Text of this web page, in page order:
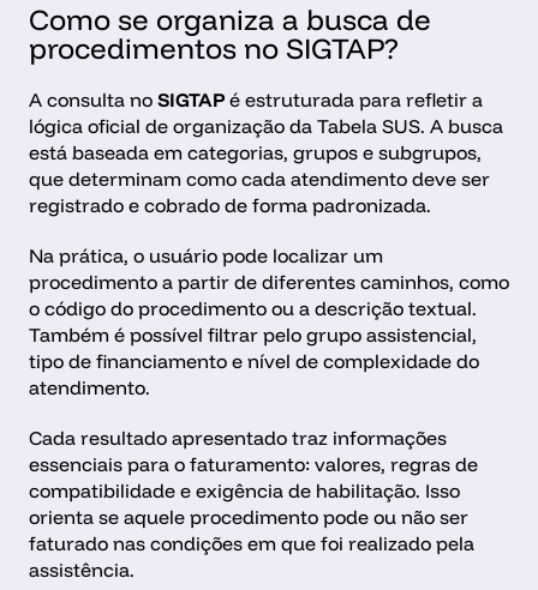
Como se organiza a busca de
procedimentos no SIGTAP?
A consulta no SIGTAP é estruturada para refletir a
lógica oficial de organização da Tabela SUS. A busca
está baseada em categorias, grupos e subgrupos,
que determinam como cada atendimento deve ser
registrado e cobrado de forma padronizada.
Na prática, o usuário pode localizar um
procedimento a partir de diferentes caminhos, como
o código do procedimento ou a descrição textual.
Também é possível filtrar pelo grupo assistencial,
tipo de financiamento e nível de complexidade do
atendimento.
Cada resultado apresentado traz informações
essenciais para o faturamento: valores, regras de
compatibilidade e exigência de habilitação. Isso
orienta se aquele procedimento pode ou não ser
faturado nas condições em que foi realizado pela
assistência.